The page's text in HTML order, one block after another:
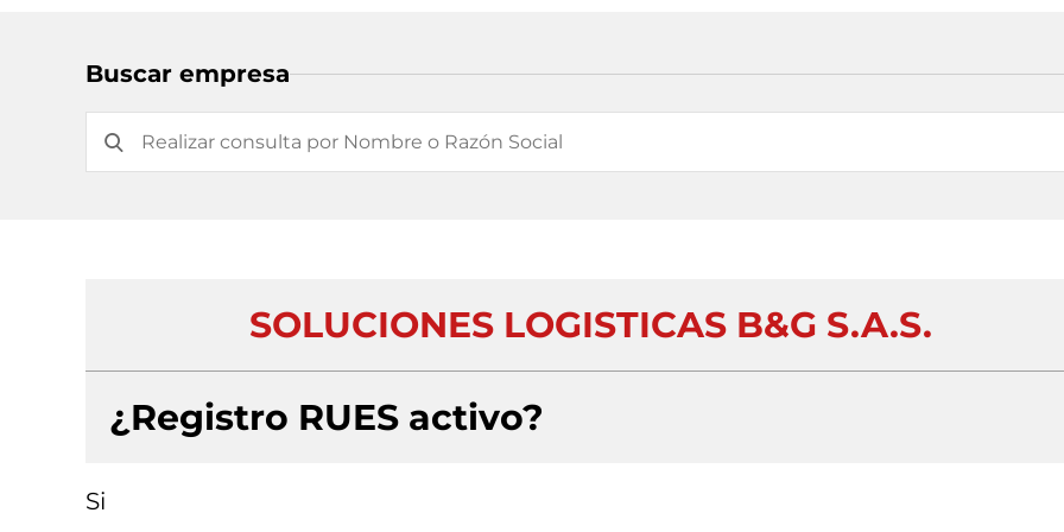
Buscar empresa
SOLUCIONES LOGISTICAS B&G S.A.S.
¿Registro RUES activo?
Si